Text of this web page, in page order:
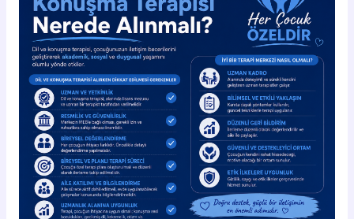
Konuşma
Terapisi
Nerede
Alınmalı?